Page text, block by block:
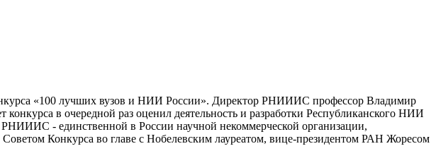
«100 лучших вузов и НИИ России». Директор РНИИИС профессор Владимир
в очередной раз оценил деятельность и разработки Республиканского НИИ
РНИИИС - единственной в России научной некоммерческой организации,
Конкурса во главе с Нобелевским лауреатом, вице-президентом РАН Жоресом